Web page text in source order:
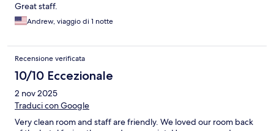
Great staff.
Andrew, viaggio di 1 notte
Recensione verificata
10/10 Eccezionale
2 nov 2025
Traduci con Google
Very clean room and staff are friendly. We loved our room back